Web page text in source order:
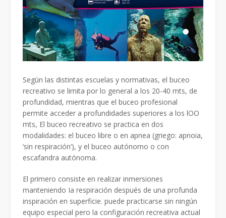
Según las distintas escuelas y normativas, el buceo
recreativo se limita por lo general a los 20-40 mts, de
profundidad, mientras que el buceo profesional
permite acceder a profundidades superiores a los lOO
mts, El buceo recreativo se practica en dos
modalidades: el buceo libre o en apnea (griego: apnoia,
‘sin respiración’), y el buceo autónomo o con
escafandra autónoma.
El primero consiste en realizar inmersiones
manteniendo Ia respiración después de una profunda
inspiración en superficie. puede practicarse sin ningún
equipo especial pero la configuración recreativa actual